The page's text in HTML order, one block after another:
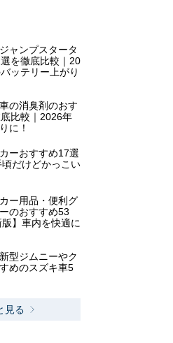
ャンプスタータ
を徹底比較｜20
ッテリー上がり
の消臭剤のおす
比較｜2026年
に！
ーおすすめ17選
頃だけどかっこい
ー用品・便利グ
のおすすめ53
】車内を快適に
型ジムニーやク
めのスズキ車5
見る